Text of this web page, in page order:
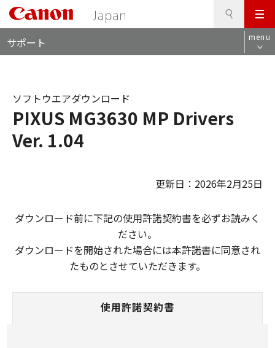
メ
ニ
ュ
サポート menu
PIXUS MG3630 MP Drivers
Ver. 1.04
ソフトウエアダウンロード
更新日：2026年2月25日
ダウンロード前に下記の使用許諾契約書を必ずお読みく
ださい。
ダウンロードを開始された場合には本許諾書に同意され
たものとさせていただきます。
使用許諾契約書